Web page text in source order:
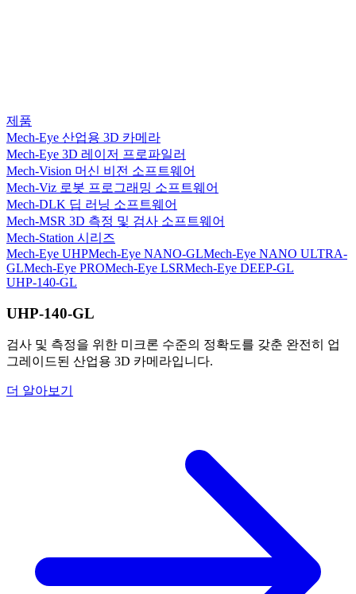
제품
Mech-Eye 산업용 3D 카메라
Mech-Eye 3D 레이저 프로파일러
Mech-Vision 머신 비전 소프트웨어
Mech-Viz 로봇 프로그래밍 소프트웨어
Mech-DLK 딥 러닝 소프트웨어
Mech-MSR 3D 측정 및 검사 소프트웨어
Mech-Station 시리즈
Mech-Eye UHPMech-Eye NANO-GLMech-Eye NANO ULTRA-
GLMech-Eye PROMech-Eye LSRMech-Eye DEEP-GL
UHP-140-GL
UHP-140-GL
검사 및 측정을 위한 미크론 수준의 정확도를 갖춘 완전히 업
그레이드된 산업용 3D 카메라입니다.
더 알아보기